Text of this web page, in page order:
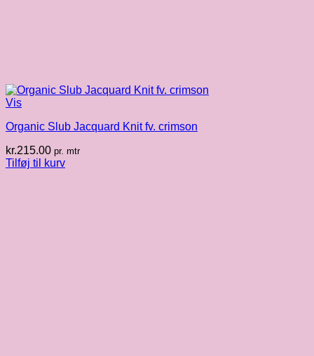
Vis
Organic Slub Jacquard Knit fv. crimson
kr.215.00 pr. mtr
Tilføj til kurv